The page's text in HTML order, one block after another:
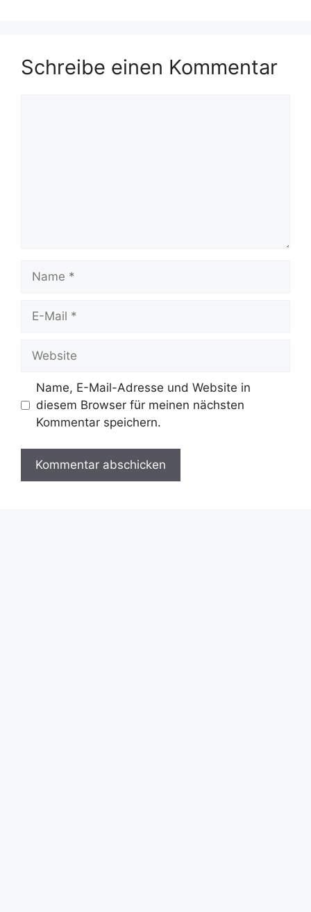
Schreibe einen Kommentar
Mail
Name, E-Mail-Adresse und Website in
diesem Browser für meinen nächsten
Kommentar speichern.